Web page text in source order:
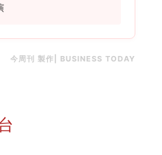
今周刊 製作| BUSINESS TODAY